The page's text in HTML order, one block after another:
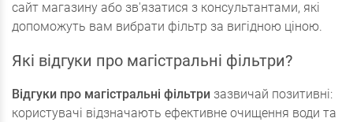
сайт магазину або зв'язатися з консультантами, які
допоможуть вам вибрати фільтр за вигідною ціною.
Які відгуки про магістральні фільтри?
Відгуки про магістральні фільтри зазвичай позитивні:
користувачі відзначають ефективне очищення води та